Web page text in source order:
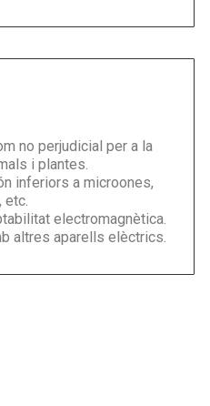
no perjudicial per a la
i plantes.
inferiors a microones,
etc.
electromagnètica.
altres aparells elèctrics.